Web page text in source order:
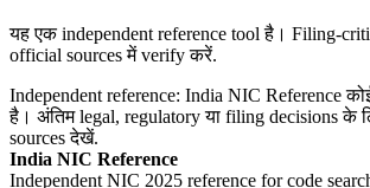
यह एक independent reference tool है। Filing-
official sources में verify करें.
Independent reference: India NIC Reference कोई
है। अंतिम legal, regulatory या filing decisions के
sources देखें.
India NIC Reference
Independent NIC 2025 reference for code